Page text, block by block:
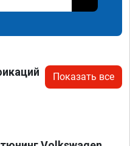
Показать все